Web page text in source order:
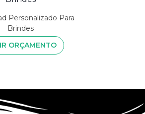
Personalizado Para
Brindes
ORÇAMENTO